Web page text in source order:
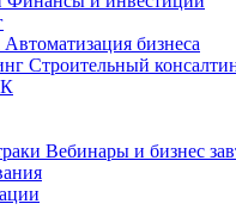
Автоматизация бизнеса
Строительный
Вебинары и бизнес